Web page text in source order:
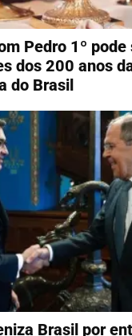
Pedro 1º
dos 200 anos
do Brasil
Brasil por